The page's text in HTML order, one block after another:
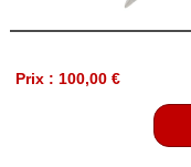
Prix : 100,00 €